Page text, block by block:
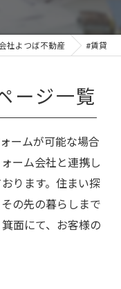
社よつば不動産 #賃貸
ージ一覧
ームが可能な場合
ーム会社と連携し
ります。住まい探
の先の暮らしまで
面にて、お客様の